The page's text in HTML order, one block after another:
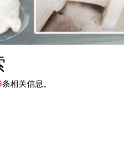
条相关信息。